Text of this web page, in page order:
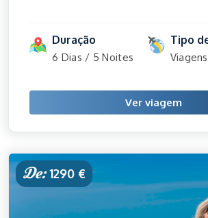
Duração
6 Dias / 5 Noites
Tipo
Ver viagem
De:1290 €